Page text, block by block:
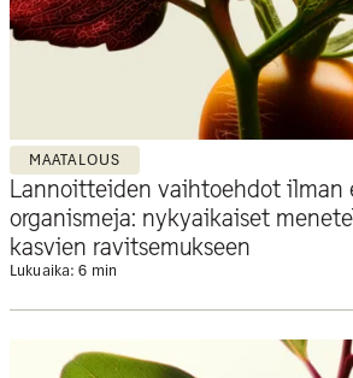
MAATALOUS
Lannoitteiden vaihtoehdot ilman
organismeja: nykyaikaiset
kasvien ravitsemukseen
Lukuaika: 6 min